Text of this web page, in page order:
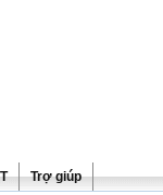
Trợ giúp